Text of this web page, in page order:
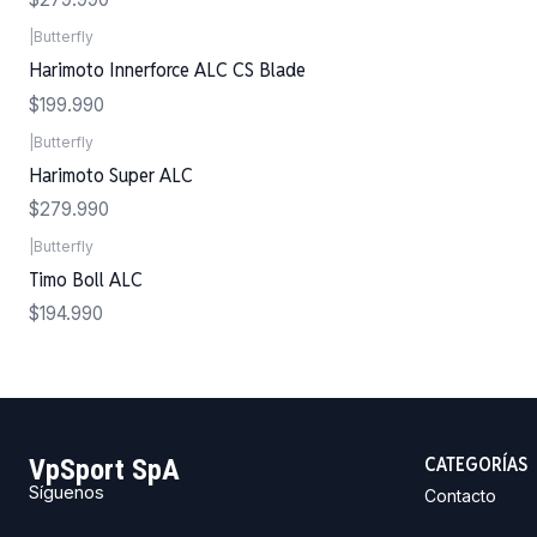
Butterfly
Harimoto Innerforce ALC CS Blade
$199.990
Butterfly
Harimoto Super ALC
$279.990
Butterfly
Timo Boll ALC
$194.990
VpSport SpA
Síguenos
CATEGORÍAS
Contacto